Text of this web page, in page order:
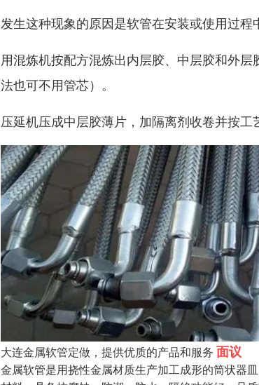
发生这种现象的原因是软管在安装或使用过程
用混炼机按配方混炼出内层胶、中层胶和外
法也可不用管芯）。
压延机压成中层胶薄片，加隔离剂收卷并按工
大连金属软管定做，提供优质的产品和服务 面议
金属软管是用挠性金属材质生产加工成形的筒状器